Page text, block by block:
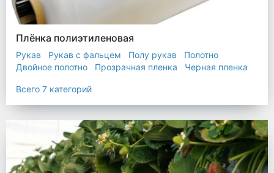
Плёнка полиэтиленовая
Рукав Рукав с фальцем Полу рукав
Полотно
Двойное полотно
Прозрачная пленка Черная пленка
Всего 7 категорий